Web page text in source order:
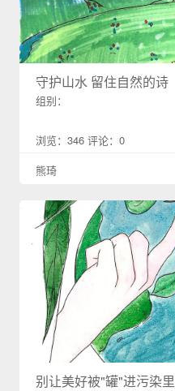
守护山水 留住自然的诗
组别：
浏览：346 评论：0
熊琦
别让美好被"罐"进污染里